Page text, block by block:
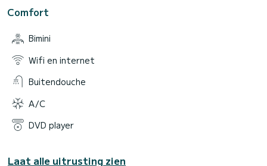
Comfort
Bimini
Wifi en internet
Buitendouche
A/C
DVD player
Laat alle uitrusting zien